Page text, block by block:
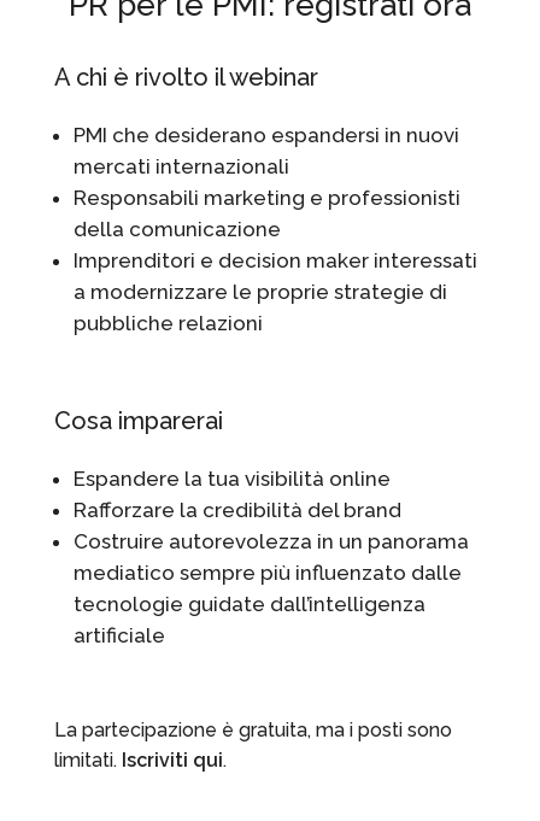
A chi è rivolto il webinar
PMI che desiderano espandersi in nuovi
mercati internazionali
Responsabili marketing e professionisti
della comunicazione
Imprenditori e decision maker interessati
a modernizzare le proprie strategie di
pubbliche relazioni
Cosa imparerai
Espandere la tua visibilità online
Rafforzare la credibilità del brand
Costruire autorevolezza in un panorama
mediatico sempre più influenzato dalle
tecnologie guidate dall’intelligenza
artificiale
La partecipazione è gratuita, ma i posti sono
limitati. Iscriviti qui.